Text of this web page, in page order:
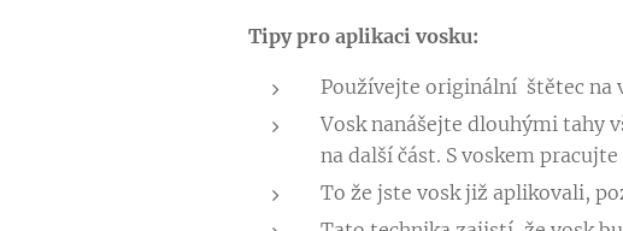
Tipy pro aplikaci vosku:
Používejte originální štětec na
Vosk nanášejte dlouhými tahy
na další část. S voskem
To že jste vosk již aplikovali,